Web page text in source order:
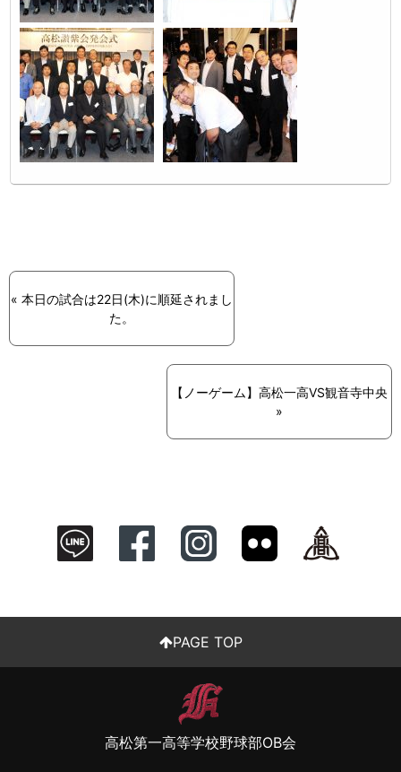
« 本日の試合は22日(木)に順延されまし
た。
【ノーゲーム】高松一高VS観音寺中央
»
PAGE TOP
高松第一高等学校野球部OB会